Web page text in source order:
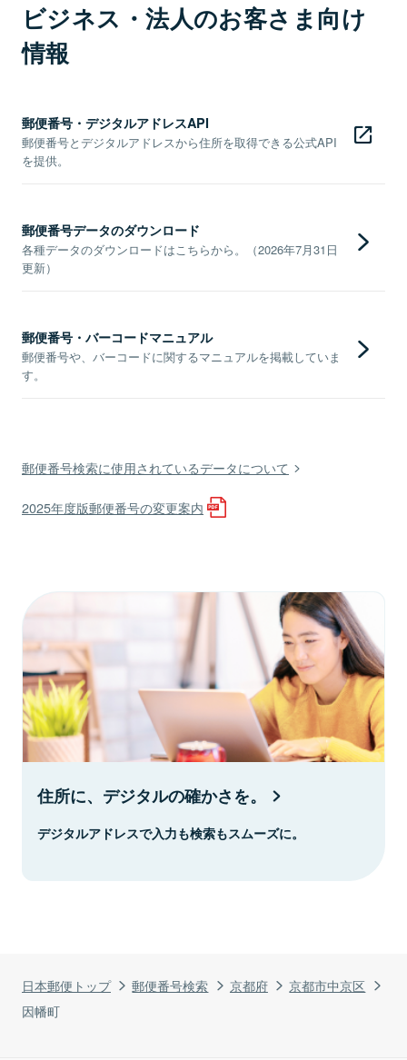
日本郵便トップ 郵便番号検索 京都府
京都市中京区
因幡町
ビジネス・法人のお客さま向け
情報
郵便番号・デジタルアドレスAPI
郵便番号とデジタルアドレスから住所を取得できる公式API
を提供。
郵便番号データのダウンロード
各種データのダウンロードはこちらから。（2026年7月31日
更新）
郵便番号・バーコードマニュアル
郵便番号や、バーコードに関するマニュアルを掲載していま
す。
郵便番号検索に使用されているデータについて
2025年度版郵便番号の変更案内
住所に、デジタルの確かさを。
デジタルアドレスで入力も検索もスムーズに。